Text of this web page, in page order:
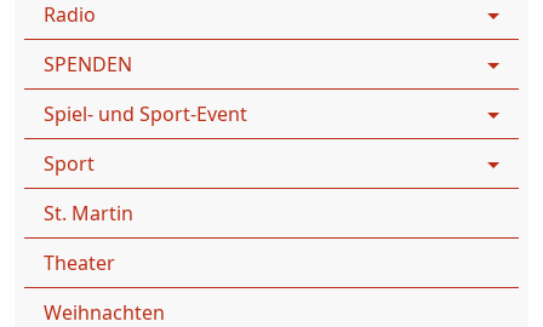
Radio
SPENDEN
Spiel- und Sport-Event
Sport
St. Martin
Theater
Weihnachten